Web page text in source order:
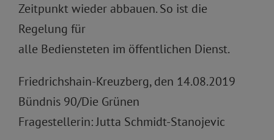
Zeitpunkt wieder abbauen. So ist die
Regelung für
alle Bediensteten im öffentlichen Dienst.
Friedrichshain-Kreuzberg, den 14.08.2019
Bündnis 90/Die Grünen
Fragestellerin: Jutta Schmidt-Stanojevic